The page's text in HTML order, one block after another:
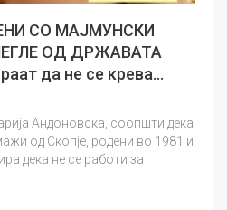
СО МАЈМУНСКИ
ОД ДРЖАВАТА
да не се крева…
Андоновска, соопшти дека
од Скопје, родени во 1981 и
дека не се работи за